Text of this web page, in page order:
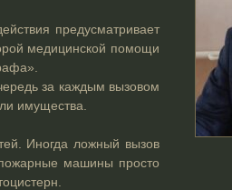
предусматривает
медицинской помощи
за каждым вызовом
имущества.
Иногда ложный вызов
пожарные машины просто